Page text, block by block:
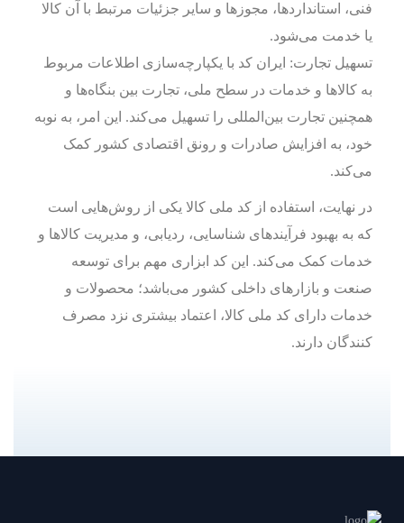
فنی، استانداردها، مجوزها و سایر جزئیات مرتبط با آن کالا
یا خدمت می‌شود.
تسهیل تجارت: ایران کد با یکپارچه‌سازی اطلاعات مربوط
به کالاها و خدمات در سطح ملی، تجارت بین بنگاه‌ها و
همچنین تجارت بین‌المللی را تسهیل می‌کند. این امر، به نوبه
خود، به افزایش صادرات و رونق اقتصادی کشور کمک
می‌کند.
در نهایت، استفاده از کد ملی کالا یکی از روش‌هایی است
که به بهبود فرآیندهای شناسایی، ردیابی، و مدیریت کالاها و
خدمات کمک می‌کند. این کد ابزاری مهم برای توسعه
صنعت و بازارهای داخلی کشور می‌باشد؛ ‌محصولات و
خدمات دارای کد ملی کالا، اعتماد بیشتری نزد مصرف
کنندگان دارند.